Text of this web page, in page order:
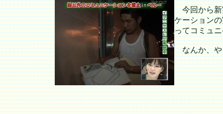
今回から新
ケーション
ってコミュ
なんか、や